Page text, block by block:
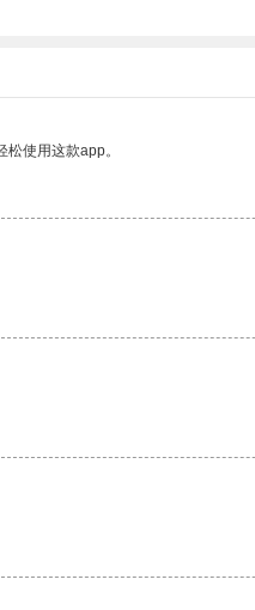
使用这款app。